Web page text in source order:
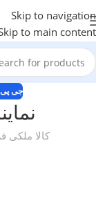
Skip to navigation
to main content
جی
کالا ملکی